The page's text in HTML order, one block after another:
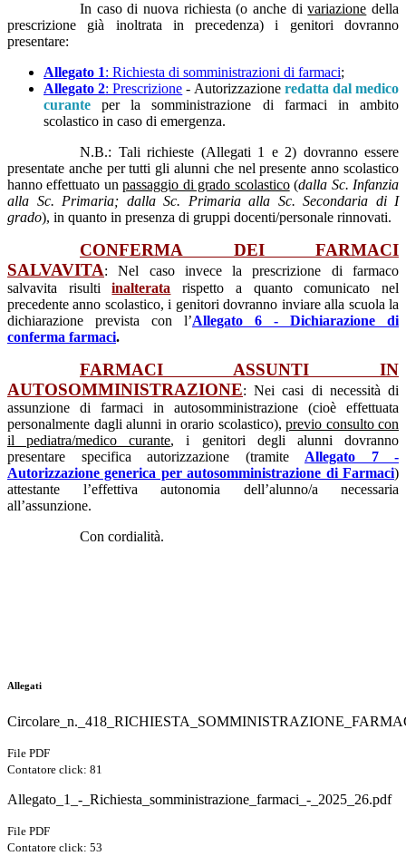
In caso di nuova richiesta (o anche divariazione della
prescrizione già inoltrata in precedenza) i genitori dovranno
presentare:
Allegato 1: Richiesta di somministrazioni di farmaci;
Allegato 2: Prescrizione - Autorizzazione redatta dal medico
curante per la somministrazione di farmaci in ambito
scolastico in caso di emergenza.
N.B.: Tali richieste (Allegati 1 e 2) dovranno essere
presentate anche per tutti gli alunni che nel presente anno scolastico
hanno effettuato unpassaggio di grado scolastico(dalla Sc. Infanzia
alla Sc. Primaria; dalla Sc. Primaria alla Sc. Secondaria di I
grado), in quanto in presenza di gruppi docenti/personale rinnovati.
CONFERMA DEI FARMACI
SALVAVITA: Nel caso invece la prescrizione di farmaco
salvavita risultiinalterata rispetto a quanto comunicato nel
precedente anno scolastico, i genitori dovranno inviare alla scuola la
dichiarazione prevista con l’Allegato 6 - Dichiarazione di
conferma farmaci.
FARMACI ASSUNTI IN
AUTOSOMMINISTRAZIONE: Nei casi di necessità di
assunzione di farmaci in autosomministrazione (cioè effettuata
personalmente dagli alunni in orario scolastico), previo consulto con
il pediatra/medico curante, i genitori degli alunni dovranno
presentare specifica autorizzazione (tramite Allegato 7 -
Autorizzazione generica per autosomministrazione di Farmaci)
attestante l’effettiva autonomia dell’alunno/a necessaria
all’assunzione.
Con cordialità.
Allegati
File PDF
Contatore click: 81
Allegato_1_-_Richiesta_somministrazione_farmaci_-_2025_26.pdf
File PDF
Contatore click: 53